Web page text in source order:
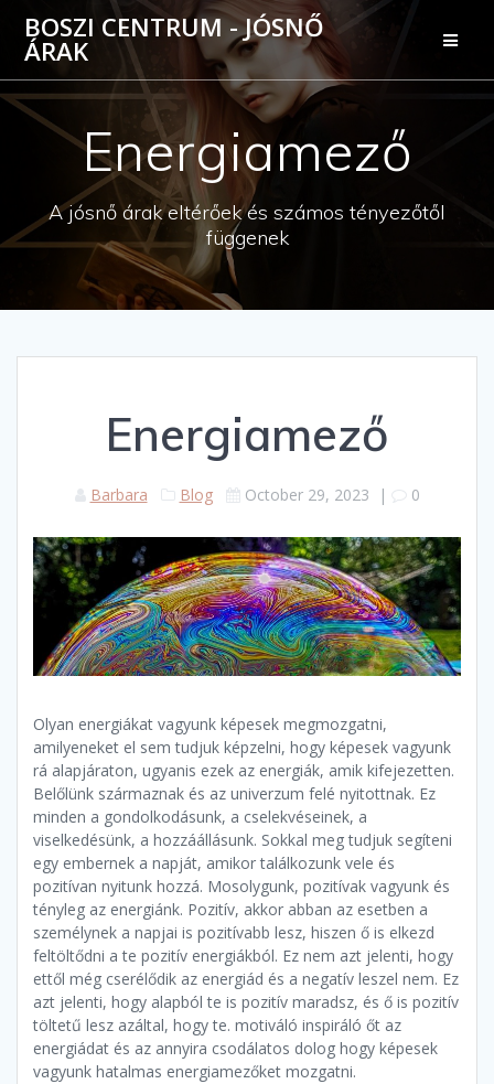
Skip
to
content
BOSZI CENTRUM - JÓSNŐ
ÁRAK
Energiamező
A jósnő árak eltérőek és számos tényezőtől
függenek
Energiamező
Barbara Blog October 29, 2023 | 0
Olyan energiákat vagyunk képesek megmozgatni,
amilyeneket el sem tudjuk képzelni, hogy képesek vagyunk
rá alapjáraton, ugyanis ezek az energiák, amik kifejezetten.
Belőlünk származnak és az univerzum felé nyitottnak. Ez
minden a gondolkodásunk, a cselekvéseinek, a
viselkedésünk, a hozzáállásunk. Sokkal meg tudjuk segíteni
egy embernek a napját, amikor találkozunk vele és
pozitívan nyitunk hozzá. Mosolygunk, pozitívak vagyunk és
tényleg az energiánk. Pozitív, akkor abban az esetben a
személynek a napjai is pozitívabb lesz, hiszen ő is elkezd
feltöltődni a te pozitív energiákból. Ez nem azt jelenti, hogy
ettől még cserélődik az energiád és a negatív leszel nem. Ez
azt jelenti, hogy alapból te is pozitív maradsz, és ő is pozitív
töltetű lesz azáltal, hogy te. motiváló inspiráló őt az
energiádat és az annyira csodálatos dolog hogy képesek
vagyunk hatalmas energiamezőket mozgatni.